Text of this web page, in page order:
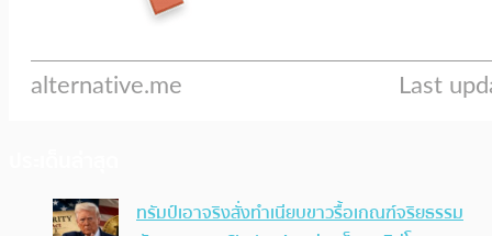
ทรัมป์เอาจริง สั่งทำเนียบขาวรื้อเกณฑ์จริยธรรม